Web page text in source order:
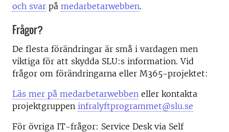
och svar på medarbetarwebben.
Frågor?
De flesta förändringar är små i vardagen men
viktiga för att skydda SLU:s information. Vid
frågor om förändringarna eller M365-projektet:
Läs mer på medarbetarwebben eller kontakta
projektgruppen infralyftprogrammet@slu.se
För övriga IT-frågor: Service Desk via Self